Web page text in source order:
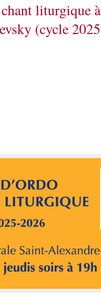
liturgique
(cycle